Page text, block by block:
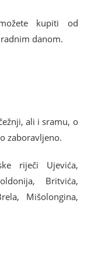
kupiti od
danom.
ali i sramu, o
zaboravljeno.
riječi Ujevića,
Britvića,
Mišolongina,